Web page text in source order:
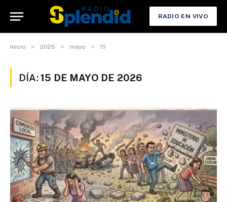
RADIO EN VIVO
Inicio » 2026 » mayo » 15
DÍA:15 DE MAYO DE 2026